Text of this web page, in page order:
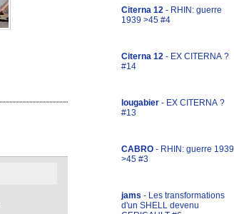
Citerna 12 - RHIN: guerre
1939 >45 #4
Citerna 12 - EX CITERNA ?
#14
lougabier - EX CITERNA ?
#13
CABRO - RHIN: guerre 1939
>45 #3
jams - Les transformations
d'un SHELL devenu